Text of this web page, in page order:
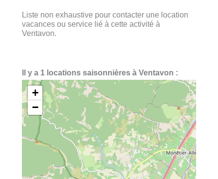
Liste non exhaustive pour contacter une location
vacances ou service lié à cette activité à
Ventavon.
Il y a 1 locations saisonnières à Ventavon :
+
−